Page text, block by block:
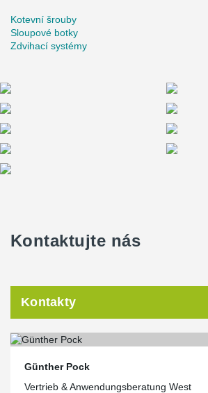
Kotevní šrouby
Sloupové botky
Zdvihací systémy
Kontaktujte nás
Kontakty
Günther Pock
Vertrieb & Anwendungsberatung West